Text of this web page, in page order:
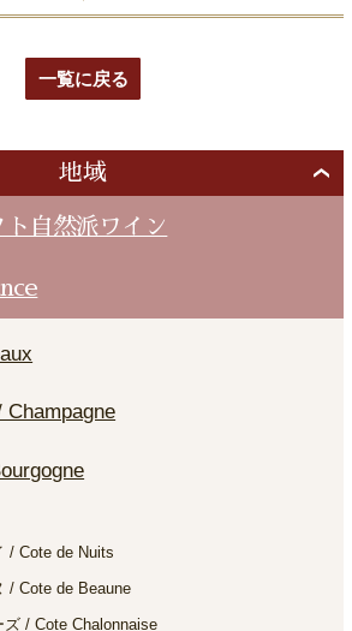
一覧に戻る
地域
自然派ワイン
Champagne
/ Cote de Nuits
/ Cote de Beaune
ズ / Cote Chalonnaise